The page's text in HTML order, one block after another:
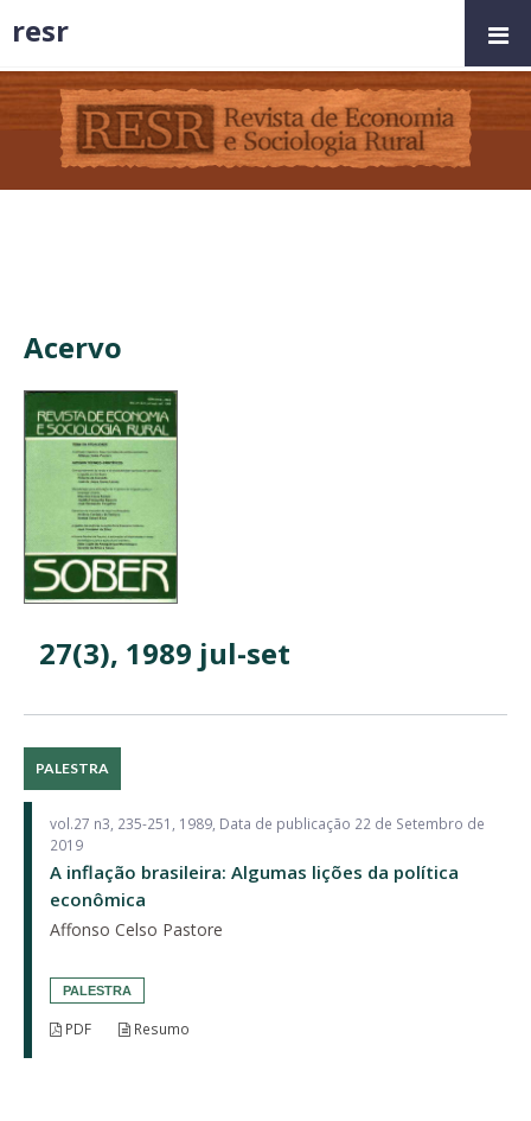
Acervo
27(3), 1989 jul-set
PALESTRA
vol.27 n3, 235-251, 1989, Data de publicação 22 de Setembro de
2019
A inflação brasileira: Algumas lições da política
econômica
Affonso Celso Pastore
PALESTRA
PDF Resumo
resr